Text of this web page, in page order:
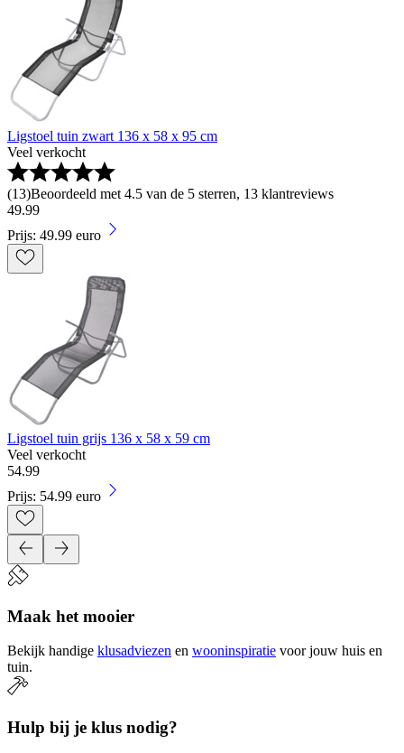
Ligstoel tuin zwart 136 x 58 x 95 cm
Veel verkocht
(13)Beoordeeld met 4.5 van de 5 sterren, 13 klantreviews
49.99
Prijs: 49.99 euro
Ligstoel tuin grijs 136 x 58 x 59 cm
Veel verkocht
54.99
Prijs: 54.99 euro
Maak het mooier
Bekijk handige klusadviezen en wooninspiratie voor jouw huis en
tuin.
Hulp bij je klus nodig?